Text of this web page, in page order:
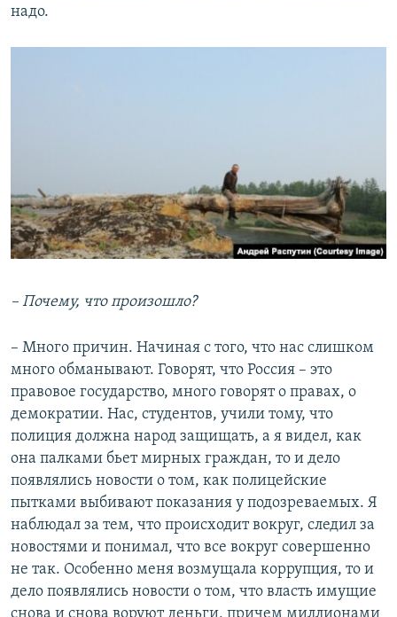
надо.
– Почему, что произошло?
– Много причин. Начиная с того, что нас слишком
много обманывают. Говорят, что Россия – это
правовое государство, много говорят о правах, о
демократии. Нас, студентов, учили тому, что
полиция должна народ защищать, а я видел, как
она палками бьет мирных граждан, то и дело
появлялись новости о том, как полицейские
пытками выбивают показания у подозреваемых. Я
наблюдал за тем, что происходит вокруг, следил за
новостями и понимал, что все вокруг совершенно
не так. Особенно меня возмущала коррупция, то и
дело появлялись новости о том, что власть имущие